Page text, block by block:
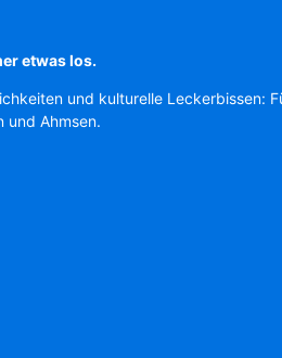
etwas los.
und kulturelle
und Ahmsen.